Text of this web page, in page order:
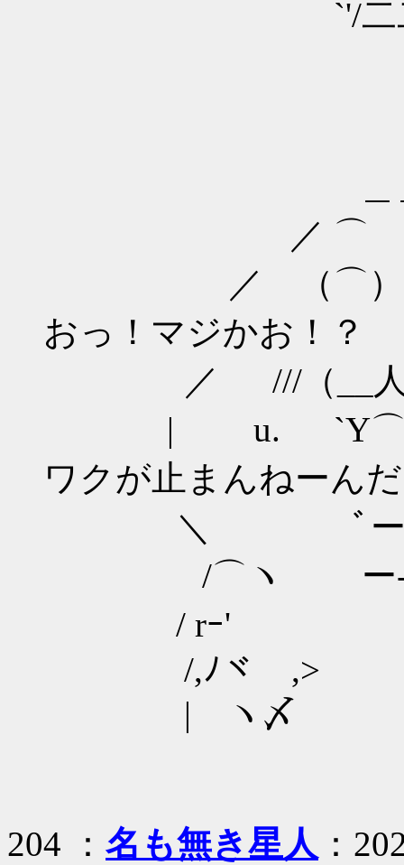
`'/二二
／ ⌒ ⌒
／ （⌒）
おっ！マジかお！？
／ ///（__人
| u.
ワクが止まんねーん
＼ ﾞー
/⌒ヽ ー‐
/ rｰ'ゝ
/,ﾉヾ ,>
| ヽ
204 ： 名も無き星人 ：